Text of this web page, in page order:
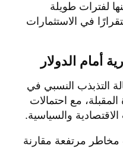
لفترات طويلة
في الاستثمارات
التذبذب النسبي في
مع احتمالات
والسياسية.
مخاطر مرتفعة مقارنة